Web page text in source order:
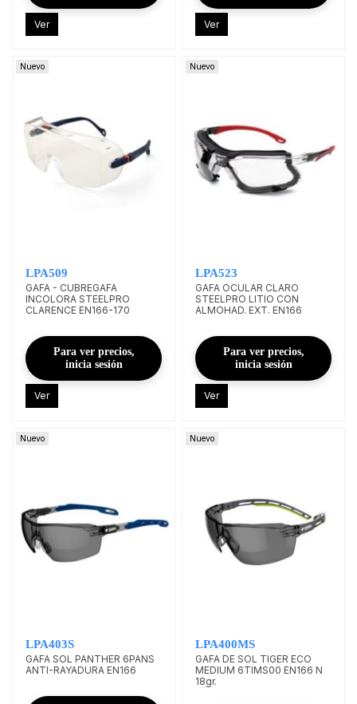
Ver Ver
Nuevo
LPA509
GAFA - CUBREGAFA
INCOLORA STEELPRO
CLARENCE EN166-170
Para ver precios,
inicia sesión
Ver
Nuevo
LPA523
GAFA OCULAR CLARO
STEELPRO LITIO CON
ALMOHAD. EXT. EN166
Para ver precios,
inicia sesión
Ver
Nuevo
LPA403S
GAFA SOL PANTHER 6PANS
ANTI-RAYADURA EN166
Nuevo
LPA400MS
GAFA DE SOL TIGER ECO
MEDIUM 6TIMS00 EN166 N
18gr.